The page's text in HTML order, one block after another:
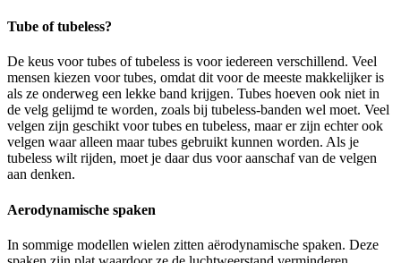
Tube of tubeless?
De keus voor tubes of tubeless is voor iedereen verschillend. Veel
mensen kiezen voor tubes, omdat dit voor de meeste makkelijker is
als ze onderweg een lekke band krijgen. Tubes hoeven ook niet in
de velg gelijmd te worden, zoals bij tubeless-banden wel moet. Veel
velgen zijn geschikt voor tubes en tubeless, maar er zijn echter ook
velgen waar alleen maar tubes gebruikt kunnen worden. Als je
tubeless wilt rijden, moet je daar dus voor aanschaf van de velgen
aan denken.
Aerodynamische spaken
In sommige modellen wielen zitten aërodynamische spaken. Deze